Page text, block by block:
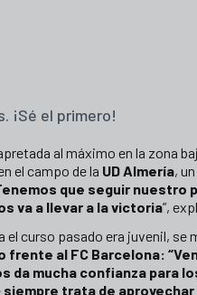
¡Sé el primero!
al máximo en la zona
el campo de la UD Almería,
que seguir nuestro
va a llevar a la victoria”,
el curso pasado era juvenil, se
al FC Barcelona:
da mucha confianza para
siempre trata de aprovechar